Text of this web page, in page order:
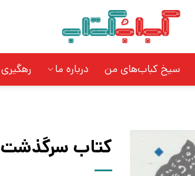
سیخ کباب‌های من درباره ما
کتاب سرگذشت